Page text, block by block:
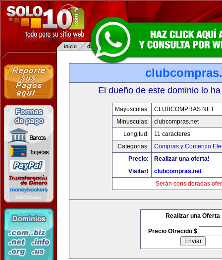
El dueño de este dominio lo
Mayusculas:
CLUBCOMPRAS.NET
Minusculas:
clubcompras.net
Longitud:
11 caracteres
Categorias:
Compras y Comercio
Precio:
Realizar una oferta!
Visitar!
clubcompras.net
Serán consideradas
Realizar una Oferta
Precio Ofrecido $